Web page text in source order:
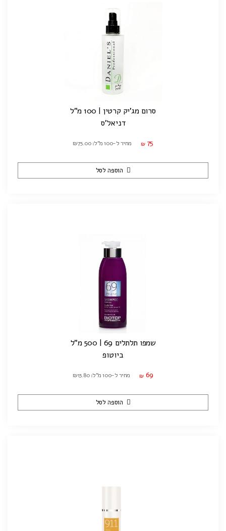
סרום מג'יק קרטין | 100 מ"ל
דניאל'ס
₪ 75 מחיר ל-100 מ"ל: ₪75.00
הוספה לסל
שמפו תלתלים 69 | 500 מ"ל
ביוטופ
₪ 69 מחיר ל-100 מ"ל: ₪13.80
הוספה לסל